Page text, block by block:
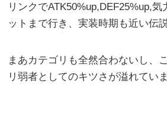
リンクでATK50%up,DEF25%up,
ットまで行き、実装時期も近い伝
まあカテゴリも全然合わないし、
リ弱者としてのキツさが溢れていま